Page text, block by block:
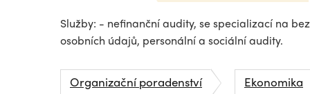
Služby: - nefinanční audity, se specializací na
osobních údajů, personální a sociální audity.
Organizační poradenství Ekonomika